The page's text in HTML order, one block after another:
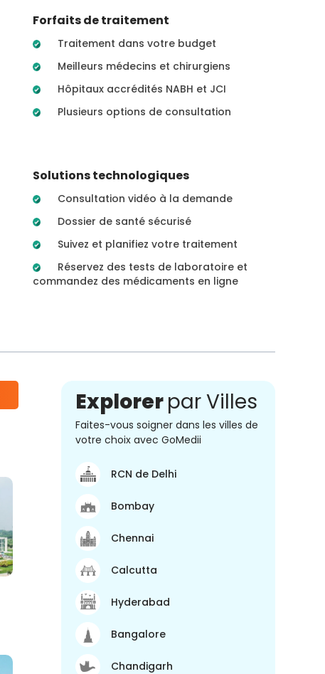
Forfaits de traitement
Traitement dans votre budget
Meilleurs médecins et chirurgiens
Hôpitaux accrédités NABH et JCI
Plusieurs options de consultation
Solutions technologiques
Consultation vidéo à la demande
Dossier de santé sécurisé
Suivez et planifiez votre traitement
Réservez des tests de laboratoire et
commandez des médicaments en ligne
Explorerpar Villes
Faites-vous soigner dans les villes de
votre choix avec GoMedii
RCN de Delhi
Bombay
Chennai
Calcutta
Hyderabad
Bangalore
Chandigarh